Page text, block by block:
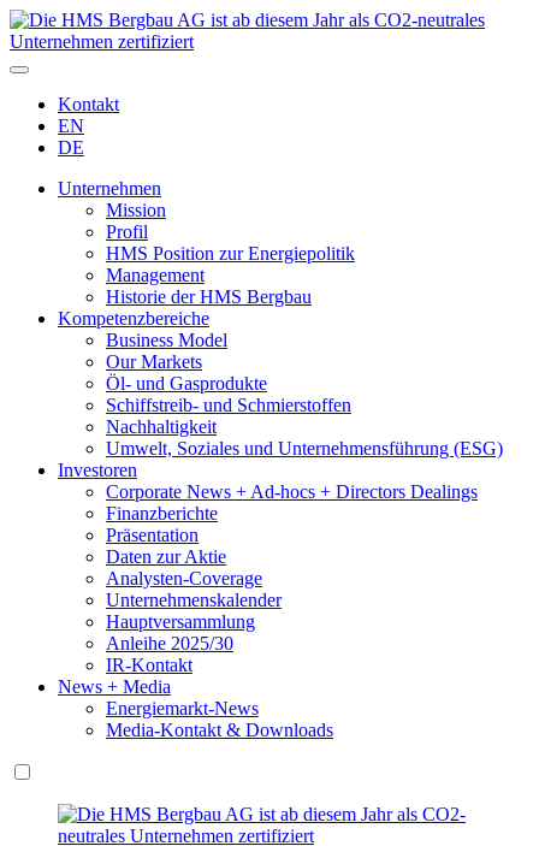
Kontakt
EN
DE
Unternehmen
Mission
Profil
HMS Position zur Energiepolitik
Management
Historie der HMS Bergbau
Kompetenzbereiche
Business Model
Our Markets
Öl- und Gasprodukte
Schiffstreib- und Schmierstoffen
Nachhaltigkeit
Umwelt, Soziales und Unternehmensführung (ESG)
Investoren
Corporate News + Ad-hocs + Directors Dealings
Finanzberichte
Präsentation
Daten zur Aktie
Analysten-Coverage
Unternehmenskalender
Hauptversammlung
Anleihe 2025/30
IR-Kontakt
News + Media
Energiemarkt-News
Media-Kontakt & Downloads